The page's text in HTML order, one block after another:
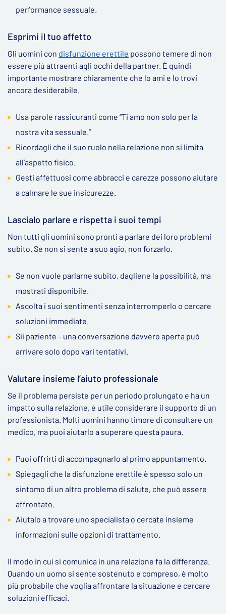
performance sessuale.
Esprimi il tuo affetto
Gli uomini con disfunzione erettile possono temere di non
essere più attraenti agli occhi della partner. È quindi
importante mostrare chiaramente che lo ami e lo trovi
ancora desiderabile.
Usa parole rassicuranti come “Ti amo non solo per la
nostra vita sessuale.”
Ricordagli che il suo ruolo nella relazione non si limita
all’aspetto fisico.
Gesti affettuosi come abbracci e carezze possono aiutare
a calmare le sue insicurezze.
Lascialo parlare e rispetta i suoi tempi
Non tutti gli uomini sono pronti a parlare dei loro problemi
subito. Se non si sente a suo agio, non forzarlo.
Se non vuole parlarne subito, dagliene la possibilità, ma
mostrati disponibile.
Ascolta i suoi sentimenti senza interromperlo o cercare
soluzioni immediate.
Sii paziente – una conversazione davvero aperta può
arrivare solo dopo vari tentativi.
Valutare insieme l’aiuto professionale
Se il problema persiste per un periodo prolungato e ha un
impatto sulla relazione, è utile considerare il supporto di un
professionista. Molti uomini hanno timore di consultare un
medico, ma puoi aiutarlo a superare questa paura.
Puoi offrirti di accompagnarlo al primo appuntamento.
Spiegagli che la disfunzione erettile è spesso solo un
sintomo di un altro problema di salute, che può essere
affrontato.
Aiutalo a trovare uno specialista o cercate insieme
informazioni sulle opzioni di trattamento.
Il modo in cui si comunica in una relazione fa la differenza.
Quando un uomo si sente sostenuto e compreso, è molto
più probabile che voglia affrontare la situazione e cercare
soluzioni efficaci.